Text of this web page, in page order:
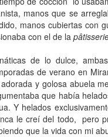
manos que se
manos cubiertas con
con el de la
de lo dulce,
de verano en
y golosa abuela
que había
Y helados
le creí del todo, pero
que la vida con mi
Narrador
persona
muy
más
malvada
como el
JAN
13
Mi
Por